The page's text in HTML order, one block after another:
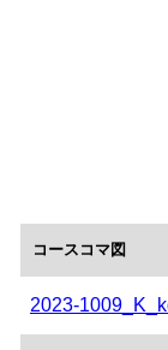
コースコマ図
2023-